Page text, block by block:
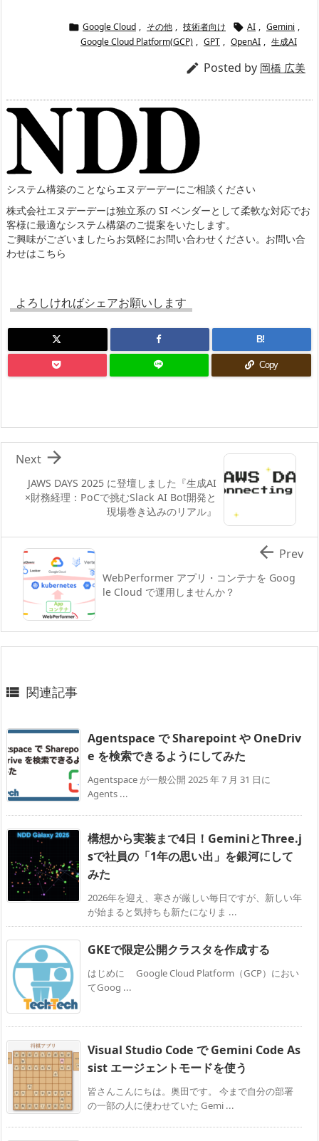
 Google Cloud , その他 , 技術者向け  AI , Gemini ,
Google Cloud Platform(GCP) , GPT , OpenAI , 生成AI
 Posted by 岡橋 広美
システム構築のことならエヌデーデーにご相談ください
株式会社エヌデーデーは独立系の SI ベンダーとして柔軟な対応でお
客様に最適なシステム構築のご提案をいたします。
ご興味がございましたらお気軽にお問い合わせください。 お問い合
わせはこちら
よろしければシェアお願いします
B!
Copy
JAWS DAYS 2025 に登壇しました『生成AI
×財務経理：PoCで挑むSlack AI Bot開発と
現場巻き込みのリアル』

Next
WebPerformer アプリ・コンテナを Goog
le Cloud で運用しませんか？
 Prev
 関連記事
Agentspace で Sharepoint や OneDriv
e を検索できるようにしてみた
Agentspace が一般公開 2025 年 7 月 31 日に
Agents ...
構想から実装まで4日！GeminiとThree.j
sで社員の「1年の思い出」を銀河にして
みた
2026年を迎え、寒さが厳しい毎日ですが、新しい年
が始まると気持ちも新たになりま ...
GKEで限定公開クラスタを作成する
はじめに Google Cloud Platform（GCP）におい
てGoog ...
Visual Studio Code で Gemini Code As
sist エージェントモードを使う
皆さんこんにちは。奥田です。 今まで自分の部署
の一部の人に使わせていた Gemi ...